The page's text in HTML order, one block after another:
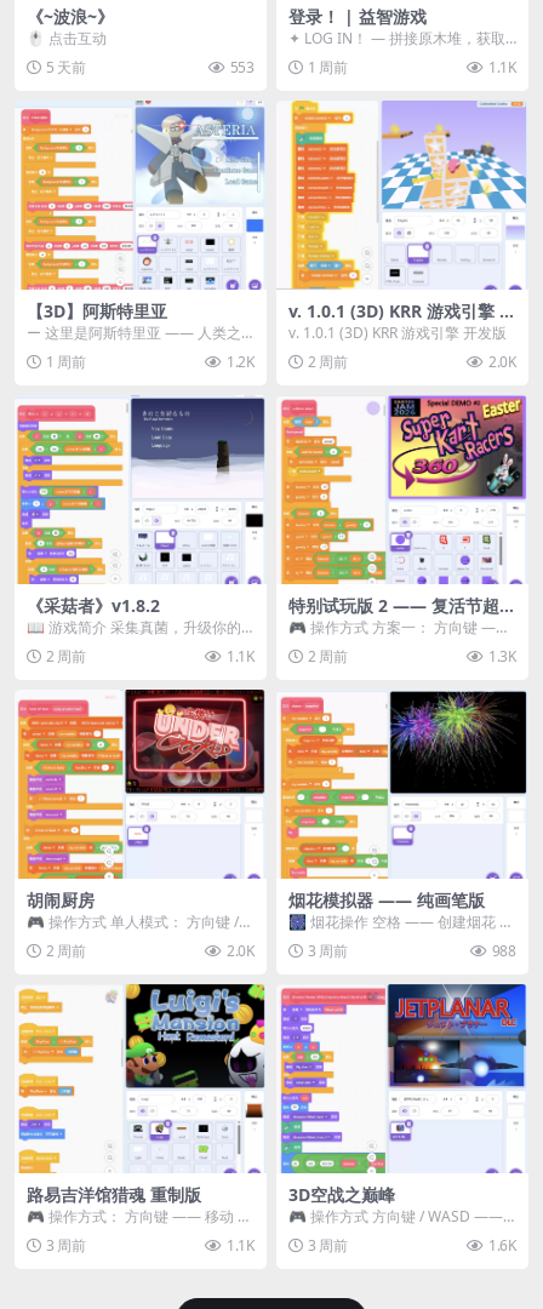
《~波浪~》
🖱️ 点击互动
5 天前
553
登录！ | 益智游戏
✦ LOG IN！ — 拼接原木堆，获取
分数！ ᑕ☲◎ ᑕ☲◎ ᑕ☲◎ ᑕ☲◎ ...
1 周前 1.1K
【3D】阿斯特里亚
ー 这里是阿斯特里亚 —— 人类之
罪与未来希望交汇之地 📖 游戏简
介 《阿斯特里...
1 周前 1.2K
v. 1.0.1 (3D) KRR 游戏引擎 开
发版
v. 1.0.1 (3D) KRR 游戏引擎 开发版
2 周前
2.0K
《采菇者》v1.8.2
📖 游戏简介 采集真菌，升级你的
机体，并前往未知领域探索。 这是
一款静谧的探索冒...
2 周前 1.1K
特别试玩版 2 —— 复活节超级
卡丁车赛
🎮 操作方式 方案一： 方向键 ——
移动 Z —— 跳跃 / 漂移 方案二： ...
2 周前 1.3K
胡闹厨房
🎮 操作方式 单人模式： 方向键 /
WASD —— 移动 Z / K —— 抓...
2 周前 2.0K
烟花模拟器 —— 纯画笔版
🎆 烟花操作 空格 —— 创建烟花 1
~ 3 —— 切换烟花类型 普通烟花
嘶...3 周前 988
路易吉洋馆猎魂 重制版
🎮 操作方式： 方向键 —— 移动 &
跳跃 空格 —— 打开宝箱 将你...
3 周前 1.1K
3D空战之巅峰
🎮 操作方式 方向键 / WASD ——
移动 Z / K —— 射击 / 攻击...
3 周前 1.6K